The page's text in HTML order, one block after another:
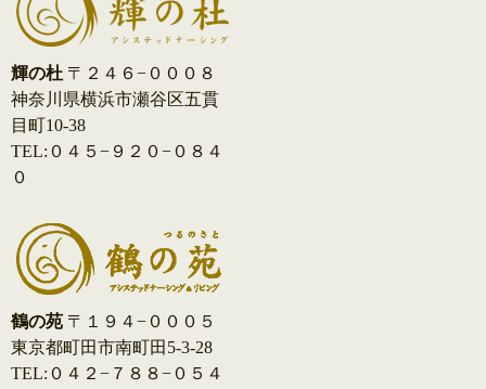
輝の杜 〒２４６−０００８
神奈川県横浜市瀬谷区五貫
目町10-38
TEL:０４５−９２０−０８４
０
鶴の苑 〒１９４−０００５
東京都町田市南町田5-3-28
TEL:０４２−７８８−０５４